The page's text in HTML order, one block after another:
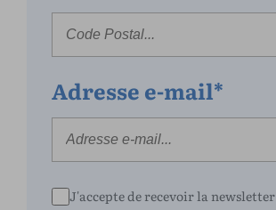
Adresse e-mail*
J'accepte de recevoir la newsletter